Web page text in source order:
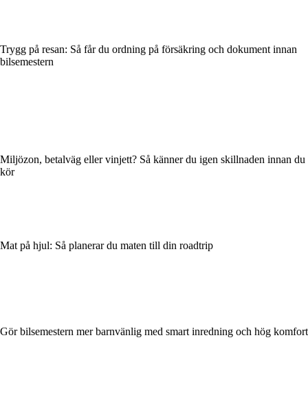
Trygg på resan: Så får du ordning på försäkring och dokument innan
bilsemestern
Miljözon, betalväg eller vinjett? Så känner du igen skillnaden innan du
kör
Mat på hjul: Så planerar du maten till din roadtrip
Gör bilsemestern mer barnvänlig med smart inredning och hög komfort